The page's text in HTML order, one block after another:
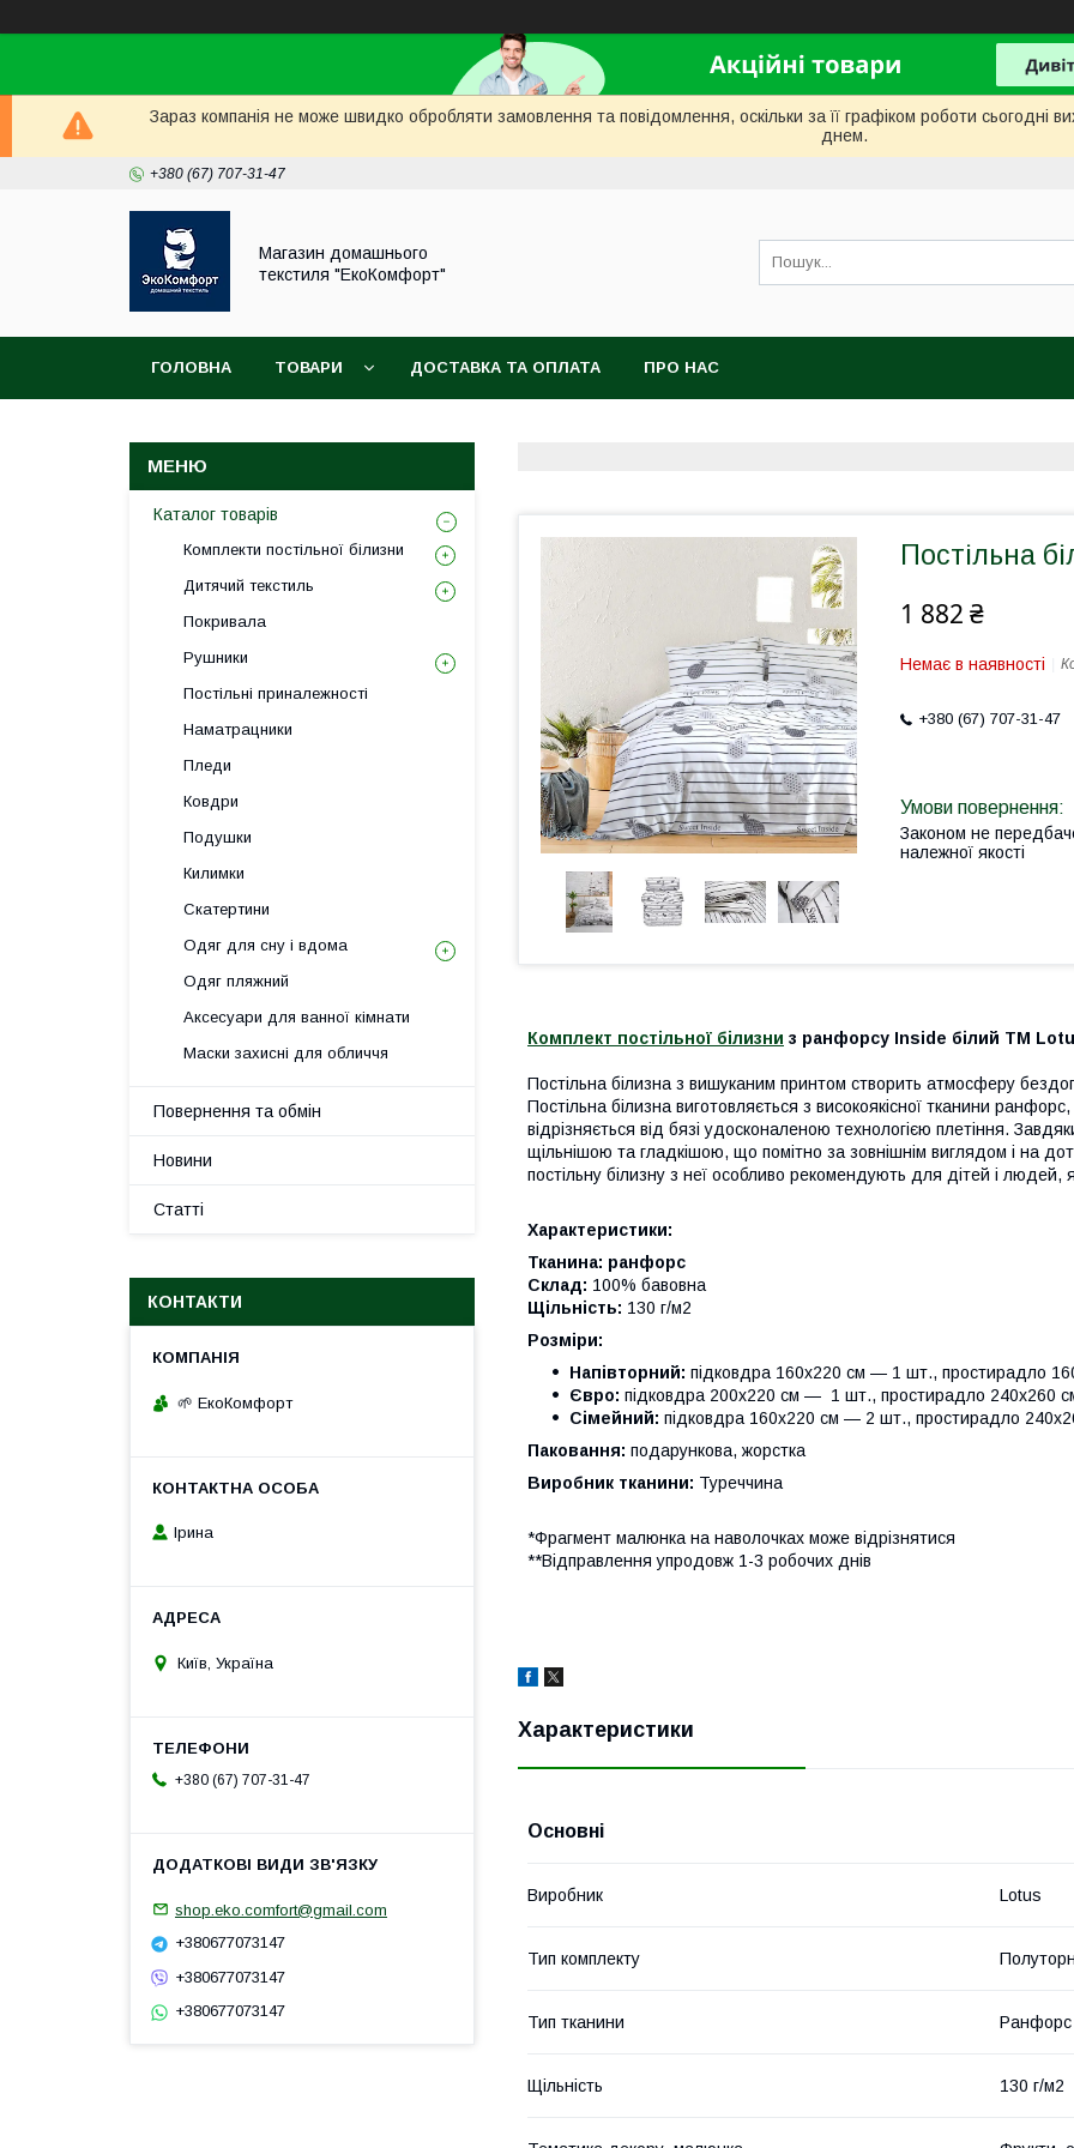
Зараз компанія не може швидко обробляти замовлення та повідомлення, оскільки за її графіком роботи
днем.
+380 (67) 707-31-47
Магазин домашнього
текстиля "ЕкоКомфорт"
ГОЛОВНА ТОВАРИ ДОСТАВКА ТА ОПЛАТА ПРО НАС
Постільна
1 882 ₴
Немає в наявності
+380 (67) 707-31-47
Законом не
належної якості
Комплект постільної білизни з ранфорсу Inside білий TM
Постільна білизна з вишуканим принтом створить атмосферу
Постільна білизна виготовляється з високоякісної тканини
відрізняється від бязі удосконаленою технологією плетіння.
щільнішою та гладкішою, що помітно за зовнішнім виглядом і на
постільну білизну з неї особливо рекомендують для дітей і людей,
Характеристики:
Тканина: ранфорс
Склад: 100% бавовна
Щільність: 130 г/м2
Розміри:
Напівторний: підковдра 160х220 см — 1 шт., простирадло
Євро: підковдра 200х220 см — 1 шт., простирадло 240х260
Сімейний: підковдра 160х220 см — 2 шт., простирадло
Паковання: подарункова, жорстка
Виробник тканини: Туреччина
*Фрагмент малюнка на наволочках може відрізнятися
**Відправлення упродовж 1-3 робочих днів
Характеристики
Основні
Виробник Lotus
Тип комплекту
Тип тканини Ранфорс
Щільність 130 г/м2
Каталог товарів
Комплекти постільної білизни
Дитячий текстиль
Покривала
Рушники
Постільні приналежності
Наматрацники
Пледи
Ковдри
Подушки
Килимки
Скатертини
Одяг для сну і вдома
Одяг пляжний
Аксесуари для ванної кімнати
Маски захисні для обличчя
Повернення та обмін
Новини
Статті
КОНТАКТИ
🌱 ЕкоКомфорт
Ірина
Київ, Україна
+380 (67) 707-31-47
shop.eko.comfort@gmail.com
+380677073147
+380677073147
+380677073147